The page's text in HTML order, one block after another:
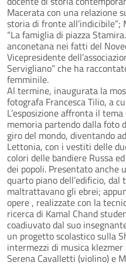
Macerata con una relazione
storia di fronte
“La famiglia di piazza
anconetana nei fatti del
Vicepresidente
Servigliano” che ha
femminile.
Al termine, inaugurata la
fotografa Francesca Tilio, a
L’esposizione affronta il
memoria partendo dalla foto
giro del mondo, diventando
Lettonia, con i vestiti delle
colori delle bandiere Russa
dei popoli. Presentato anche
quarto piano dell’edificio,
maltrattavano gli ebrei;
opere , realizzate con la
ricerca di Kamal Chand
coadiuvato dal suo
un progetto scolastico sulla
intermezzi di musica
Serena Cavalletti (violino) e